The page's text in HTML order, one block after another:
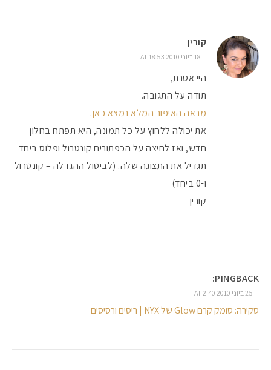
קורין
18 ביוני 2010 AT 18:53
היי אסנת,
תודה על התגובה.
מראה האיפור המלא נמצא כאן.
את יכולה ללחוץ על כל תמונה, היא תפתח בחלון
חדש, ואז לחיצה על הכפתורים קונטרול ופלוס ביחד
תגדיל את התצוגה שלה. (לביטול ההגדלה – קונטרול
ו-0 ביחד)
קורין
PINGBACK:
25 ביוני 2010 AT 2:40
סקירה: סומק קרם Glow של NYX | ריסים ורסיסים